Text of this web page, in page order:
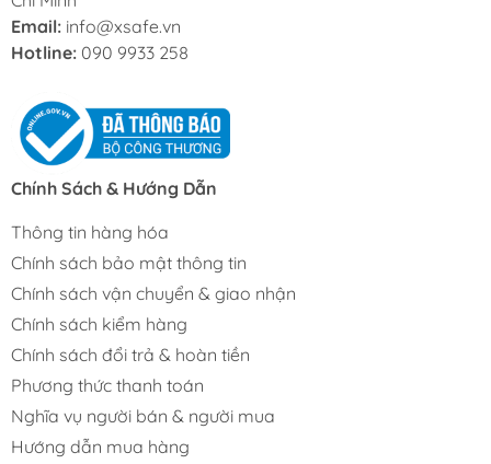
Email: info@xsafe.vn
Hotline: 090 9933 258
Chính Sách & Hướng Dẫn
Thông tin hàng hóa
Chính sách bảo mật thông tin
Chính sách vận chuyển & giao nhận
Chính sách kiểm hàng
Chính sách đổi trả & hoàn tiền
Phương thức thanh toán
Nghĩa vụ người bán & người mua
Hướng dẫn mua hàng